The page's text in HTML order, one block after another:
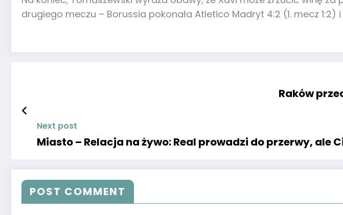
drugiego meczu – Borussia pokonała Atletico Madryt 4:2 (1. mecz 1:2) i
Raków
Next post
Miasto – Relacja na żywo: Real prowadzi do przerwy, ale
POST COMMENT